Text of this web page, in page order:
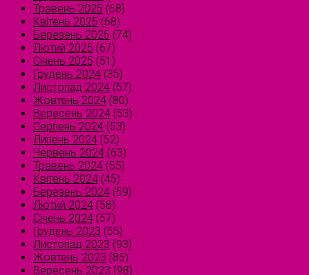
Травень 2025 (68)
Квітень 2025 (68)
Березень 2025 (74)
Лютий 2025 (67)
Січень 2025 (51)
Грудень 2024 (35)
Листопад 2024 (57)
Жовтень 2024 (80)
Вересень 2024 (53)
Серпень 2024 (53)
Липень 2024 (52)
Червень 2024 (63)
Травень 2024 (55)
Квітень 2024 (45)
Березень 2024 (59)
Лютий 2024 (58)
Січень 2024 (57)
Грудень 2023 (55)
Листопад 2023 (93)
Жовтень 2023 (85)
Вересень 2023 (98)